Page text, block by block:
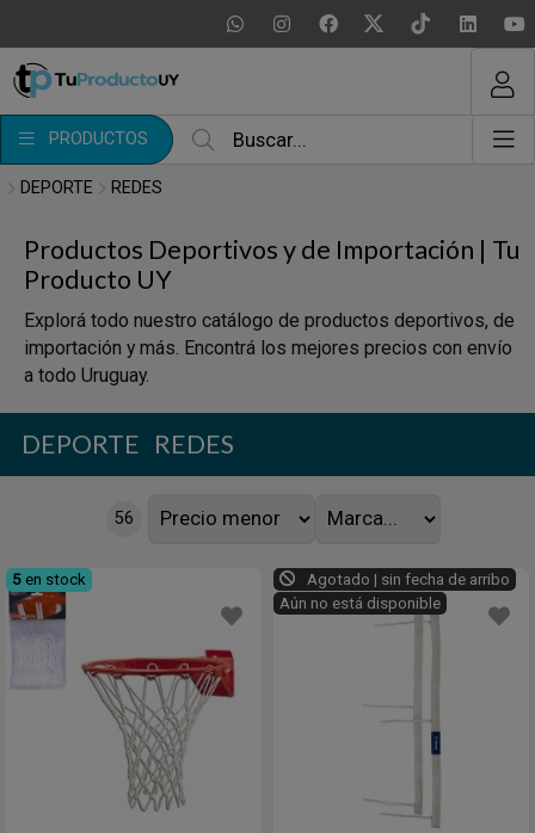
PRODUCTOS
MI COMPRA
DEPORTE REDES
Productos Deportivos y de Importación | Tu
Producto UY
Explorá todo nuestro catálogo de productos deportivos, de
importación y más. Encontrá los mejores precios con envío
a todo Uruguay.
DEPORTE REDES
56
5 en stock
Agotado | sin fecha de arribo
Aún no está disponible